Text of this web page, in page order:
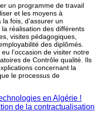
un programme de travail
et les moyens à
fois, d’assurer un
réalisation des différents
visites pédagogiques,
des diplômés.
l’occasion de visiter notre
de Contrôle qualité. Ils
concernant la
le processus de
en Algérie !
de la contractualisation